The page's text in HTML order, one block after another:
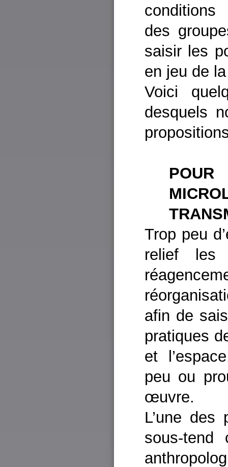
conditions
des
saisir les
en jeu de
Voici
desquels
Trop peu
relief les
afin de
pratiques
et
peu ou
œuvre.
L’une des
sous-